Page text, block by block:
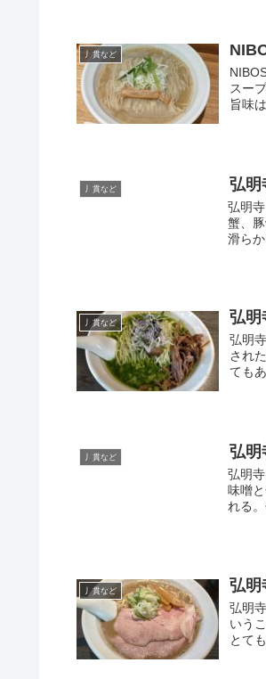
丿貫など
スー
旨味
丿貫など 弘
弘明
蟹、
滑ら
丿貫など 弘
弘明
され
ても
丿貫など 弘
弘明
味噌
れる
丿貫など 弘
弘明
いう
とて